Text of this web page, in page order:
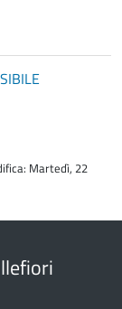
Martedì, 22